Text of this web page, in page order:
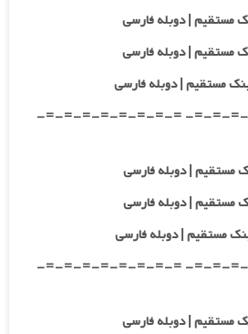
-=-=-=-=-=-=-=-=-=-=-
-=-=-=-=-=-=-=-=-=-=-